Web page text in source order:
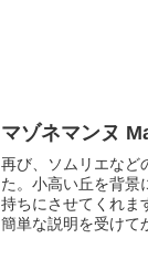
マゾネマンヌ
再び、ソムリエなど
た。小高い丘を背景
持ちにさせてくれま
簡単な説明を受けて